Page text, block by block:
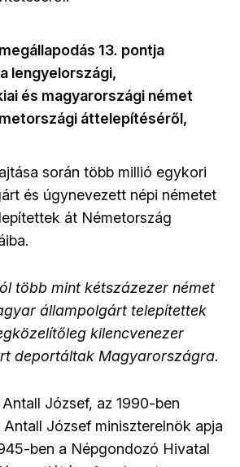
13. pontja
lengyelországi,
és magyarországi német
áttelepítéséről,
során több millió egykori
és úgynevezett népi németet
át Németország
több mint kétszázezer német
állampolgárt telepítettek
kilencvenezer
deportáltak Magyarországra.
József, az 1990-ben
József miniszterelnök apja
ben a Népgondozó Hivatal